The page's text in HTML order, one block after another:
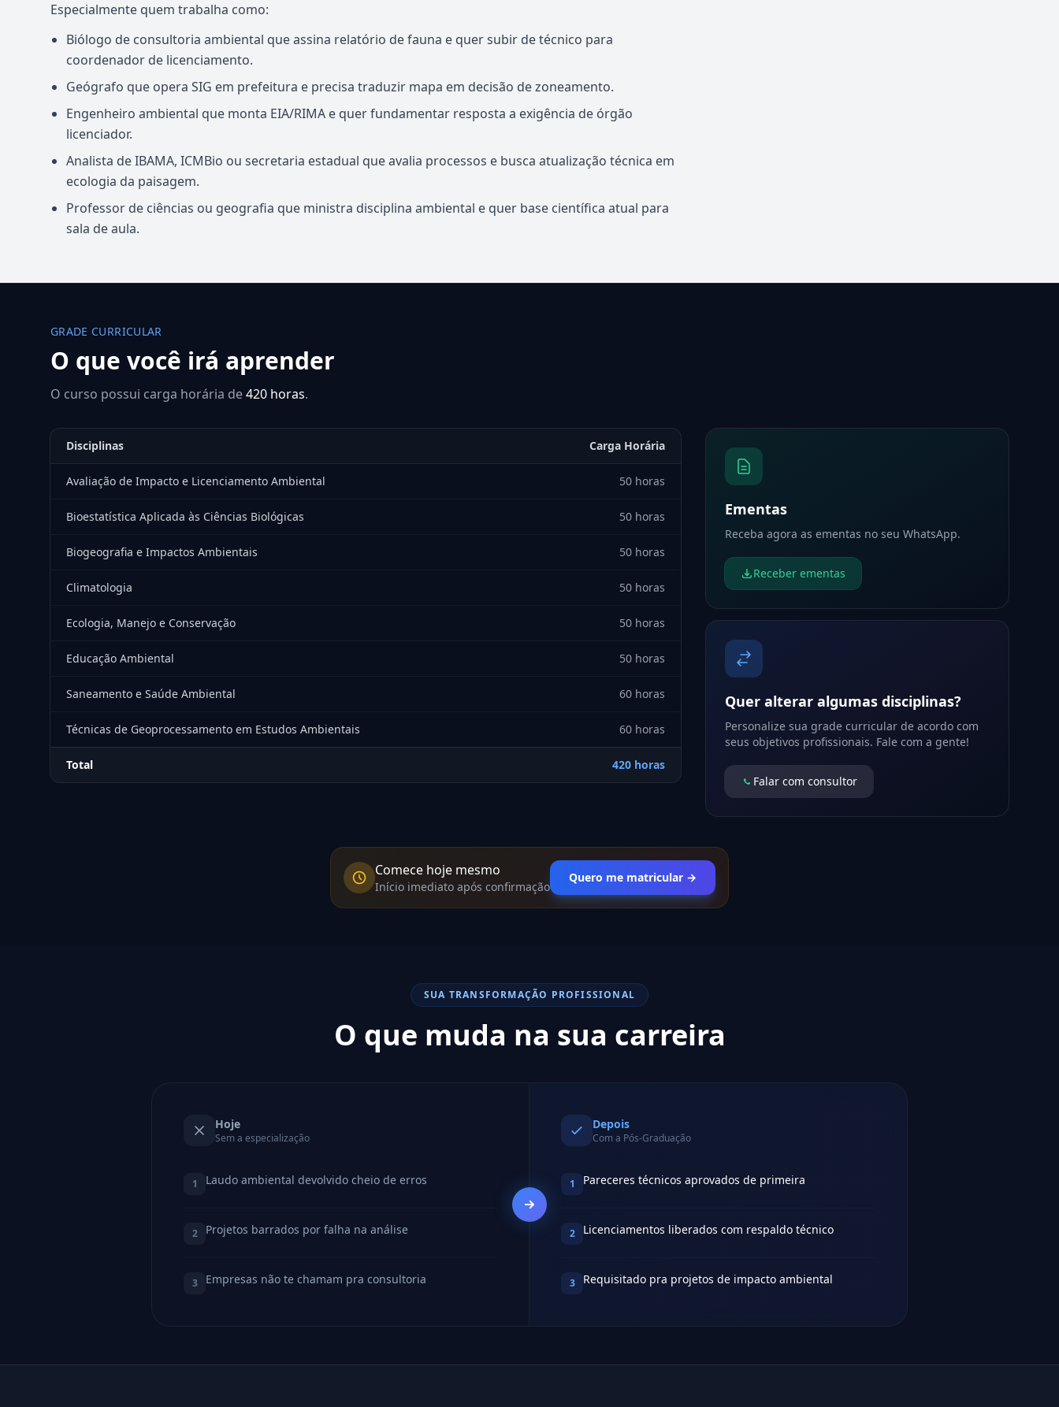
Especialmente quem trabalha como:
Biólogo de consultoria ambiental que assina relatório de fauna e quer subir de técnico para
coordenador de licenciamento.
Geógrafo que opera SIG em prefeitura e precisa traduzir mapa em decisão de zoneamento.
Engenheiro ambiental que monta EIA/RIMA e quer fundamentar resposta a exigência de órgão
licenciador.
Analista de IBAMA, ICMBio ou secretaria estadual que avalia processos e busca atualização técnica em
ecologia da paisagem.
Professor de ciências ou geografia que ministra disciplina ambiental e quer base científica atual para
sala de aula.
GRADE CURRICULAR
O que você irá aprender
O curso possui carga horária de420 horas.
Disciplinas Carga Horária
Avaliação de Impacto e Licenciamento Ambiental 50 horas
Bioestatística Aplicada às Ciências Biológicas 50 horas
Biogeografia e Impactos Ambientais 50 horas
Climatologia 50 horas
Ecologia, Manejo e Conservação 50 horas
Educação Ambiental 50 horas
Saneamento e Saúde Ambiental 60 horas
Técnicas de Geoprocessamento em Estudos Ambientais 60 horas
Total 420 horas
Ementas
Receba agora as ementas no seu WhatsApp.
Receber ementas
Quer alterar algumas disciplinas?
Personalize sua grade curricular de acordo com
seus objetivos profissionais. Fale com a gente!
Falar com consultor
Comece hoje mesmo
Início imediato após confirmação
Quero me matricular →
SUA TRANSFORMAÇÃO PROFISSIONAL
O que muda na sua carreira
Hoje
Sem a especialização
1 Laudo ambiental devolvido cheio de erros
2 Projetos barrados por falha na análise
3 Empresas não te chamam pra consultoria
Depois
Com a Pós-Graduação
1 Pareceres técnicos aprovados de primeira
2 Licenciamentos liberados com respaldo técnico
3 Requisitado pra projetos de impacto ambiental